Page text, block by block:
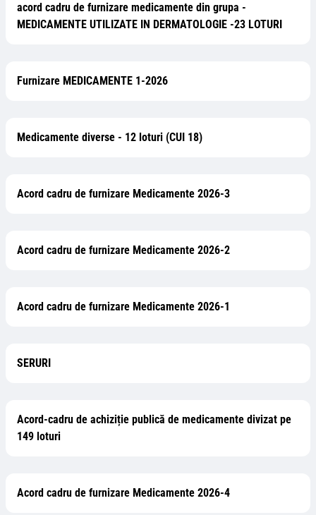
acord cadru de furnizare medicamente din grupa -
MEDICAMENTE UTILIZATE IN DERMATOLOGIE -23 LOTURI
Furnizare MEDICAMENTE 1-2026
Medicamente diverse - 12 loturi (CUI 18)
Acord cadru de furnizare Medicamente 2026-3
Acord cadru de furnizare Medicamente 2026-2
Acord cadru de furnizare Medicamente 2026-1
SERURI
Acord-cadru de achiziție publică de medicamente divizat pe
149 loturi
Acord cadru de furnizare Medicamente 2026-4